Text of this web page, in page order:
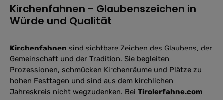
Kirchenfahnen - Glaubenszeichen in
Würde und Qualität
Kirchenfahnen sind sichtbare Zeichen des Glaubens, der
Gemeinschaft und der Tradition. Sie begleiten
Prozessionen, schmücken Kirchenräume und Plätze zu
hohen Festtagen und sind aus dem kirchlichen
Jahreskreis nicht wegzudenken. Bei Tirolerfahne.com